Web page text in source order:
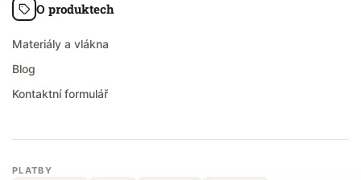
O produktech
Materiály a vlákna
Blog
Kontaktní formulář
PLATBY